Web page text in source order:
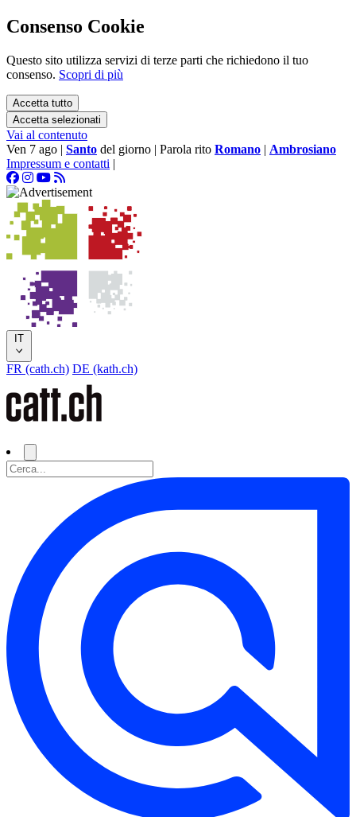
Consenso Cookie
Questo sito utilizza servizi di terze parti che richiedono il tuo
consenso. Scopri di più
Accetta tutto
Accetta selezionati
Vai al contenuto
Ven 7 ago | Santo del giorno | Parola rito Romano | Ambrosiano
Impressum e contatti |
IT
FR (cath.ch) DE (kath.ch)